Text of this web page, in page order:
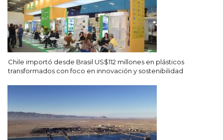
Chile importó desde Brasil US$112 millones en plásticos
transformados con foco en innovación y sostenibilidad